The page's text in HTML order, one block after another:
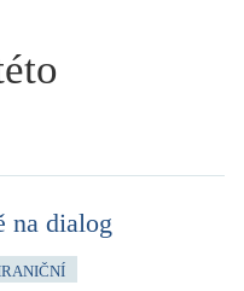
na dialog